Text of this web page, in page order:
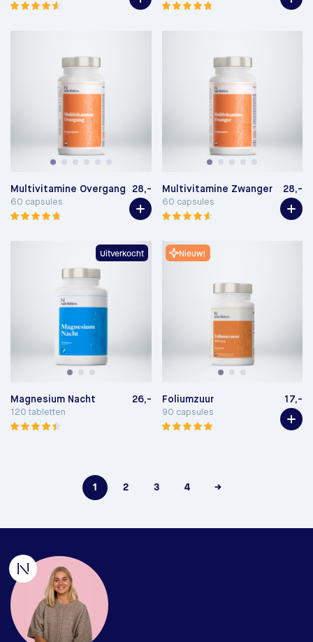
Multivitamine Overgang 28,-
60 capsules
Multivitamine Zwanger 28,-
60 capsules
Uitverkocht
Magnesium Nacht 26,-
120 tabletten
Nieuw!
Foliumzuur 17,-
90 capsules
1 2 3 4 →